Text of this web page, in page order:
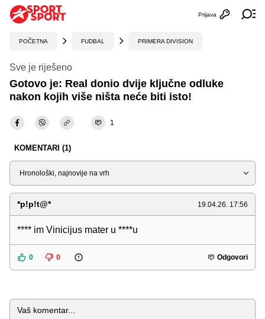
Otvori
Prijava
POČETNA FUDBAL PRIMERA DIVISION
Sve je riješeno
Gotovo je: Real donio dvije ključne odluke
nakon kojih više ništa neće biti isto!
1
KOMENTARI (1)
Sortiraj
*p!p!t@* 19.04.26. 17:56
**** im Vinicijus mater u ****u
0 0 Odgovori
Komentar